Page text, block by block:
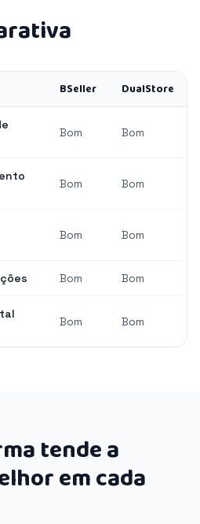
BSeller DualStore
Bom Bom
Bom Bom
Bom Bom
Bom Bom
Bom Bom
tende a
em cada